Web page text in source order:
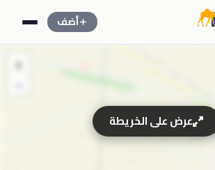
أضف
+
عرض على الخريطة